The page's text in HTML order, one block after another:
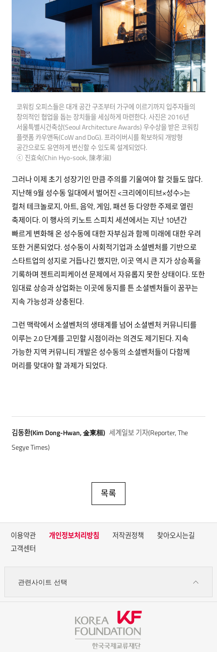
코워킹 오피스들은 대개 공간 구조부터 가구에 이르기까지 입주자들의
창의적인 협업을 돕는 장치들을 세심하게 마련한다. 사진은 2016년
서울특별시건축상(Seoul Architecture Awards) 우수상을 받은 코워킹
플랫폼 카우앤독(CoW and DoG). 프라이버시를 확보하되 개방형
공간으로도 유연하게 변신할 수 있도록 설계되었다.
ⓒ 진효숙(Chin Hyo-sook, 陳孝淑)
그러나 이제 초기 성장기인 만큼 주의를 기울여야 할 것들도 많다.
지난해 9월 성수동 일대에서 벌어진 <크리에이티브×성수>는
컬처 테크놀로지, 아트, 음악, 게임, 패션 등 다양한 주제로 열린
축제이다. 이 행사의 키노트 스피치 세션에서는 지난 10년간
빠르게 변화해 온 성수동에 대한 자부심과 함께 미래에 대한 우려
또한 거론되었다. 성수동이 사회적기업과 소셜벤처를 기반으로
스타트업의 성지로 거듭나긴 했지만, 이곳 역시 큰 지가 상승폭을
기록하며 젠트리피케이션 문제에서 자유롭지 못한 상태이다. 또한
임대료 상승과 상업화는 이곳에 둥지를 튼 소셜벤처들이 꿈꾸는
지속 가능성과 상충된다.
그런 맥락에서 소셜벤처의 생태계를 넘어 소셜벤처 커뮤니티를
이루는 2.0 단계를 고민할 시점이라는 의견도 제기된다. 지속
가능한 지역 커뮤니티 개발은 성수동의 소셜벤처들이 다함께
머리를 맞대야 할 과제가 되었다.
김동환(Kim Dong-Hwan, 金東桓) 세계일보 기자(Reporter, The
Segye Times)
목록
이용약관 개인정보처리방침 저작권정책
찾아오시는길
고객센터
관련사이트 선택